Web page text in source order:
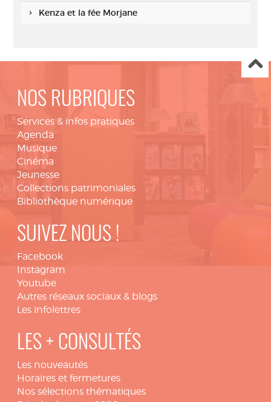
Kenza et la fée Morjane
NOS RUBRIQUES
Services & infos pratiques
Agenda
Musique
Cinéma
Jeunesse
Collections patrimoniales
Bibliothèque numérique
SUIVEZ NOUS !
Facebook
Instagram
Youtube
Autres réseaux sociaux & blogs
Les infolettres
LES + CONSULTÉS
Les nouveautés
Horaires et fermetures
Nos sélections thématiques